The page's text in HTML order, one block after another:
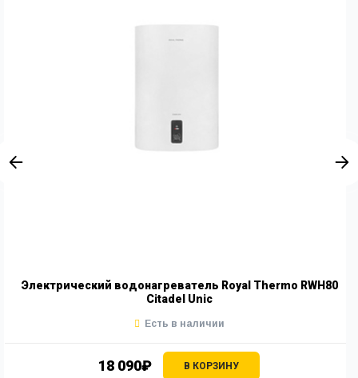
Электрический водонагреватель Royal Thermo RWH80
Citadel Unic
18 090₽ В КОРЗИНУ
Есть в наличии